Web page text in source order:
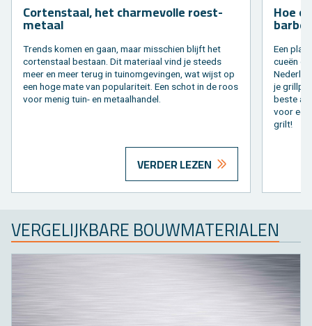
Cor­ten­staal, het char­me­vol­le roest­
me­taal
Trends komen en gaan, maar mis­schien blijft het
cor­ten­staal be­staan. Dit ma­te­ri­aal vind je steeds
meer en meer terug in tuinom­ge­vin­gen, wat wijst op
een hoge mate van po­pu­la­ri­teit. Een schot in de roos
voor menig tuin- en me­taal­han­del.
VERDER LEZEN
Hoe
Een
cueën
je
beste
voor een
grilt!
VER­GE­LIJK­BA­RE BOUW­MA­TE­RI­A­LEN